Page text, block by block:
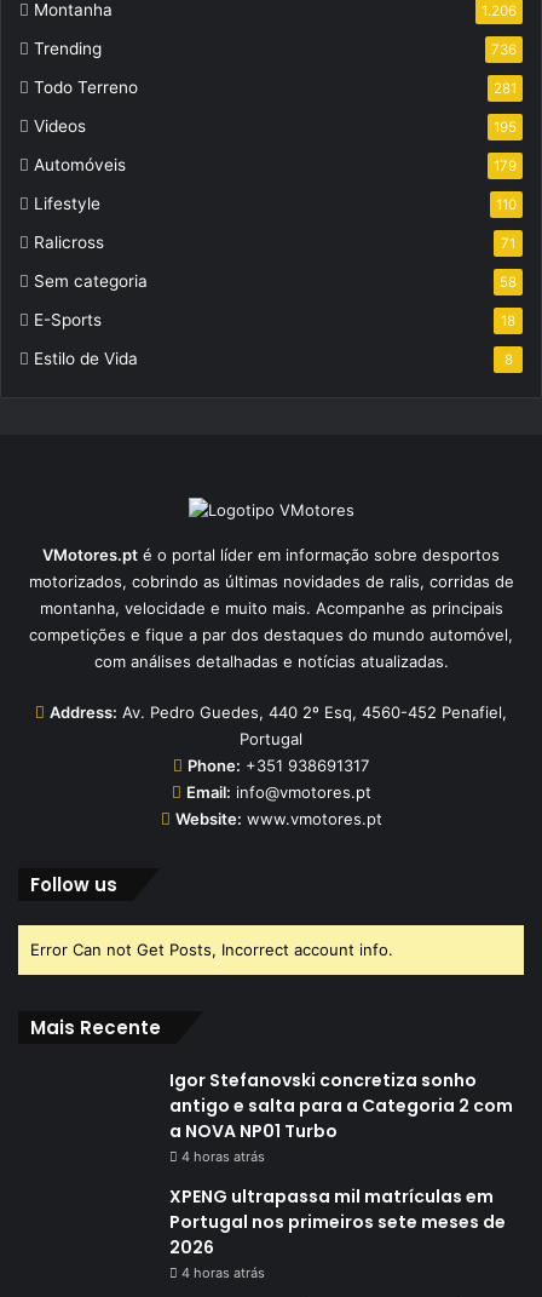
Montanha 1.206
Trending 736
Todo Terreno 281
Videos 195
Automóveis 179
Lifestyle 110
Ralicross 71
Sem categoria 58
E-Sports 18
Estilo de Vida 8
VMotores.pt é o portal líder em informação sobre desportos
motorizados, cobrindo as últimas novidades de ralis, corridas de
montanha, velocidade e muito mais. Acompanhe as principais
competições e fique a par dos destaques do mundo automóvel,
com análises detalhadas e notícias atualizadas.
Address: Av. Pedro Guedes, 440 2º Esq, 4560-452 Penafiel,
Portugal
Phone: +351 938691317
Email: info@vmotores.pt
Website: www.vmotores.pt
Follow us
Error Can not Get Posts, Incorrect account info.
Mais Recente
Igor Stefanovski concretiza sonho
antigo e salta para a Categoria 2 com
a NOVA NP01 Turbo
4 horas atrás
XPENG ultrapassa mil matrículas em
Portugal nos primeiros sete meses de
2026
4 horas atrás